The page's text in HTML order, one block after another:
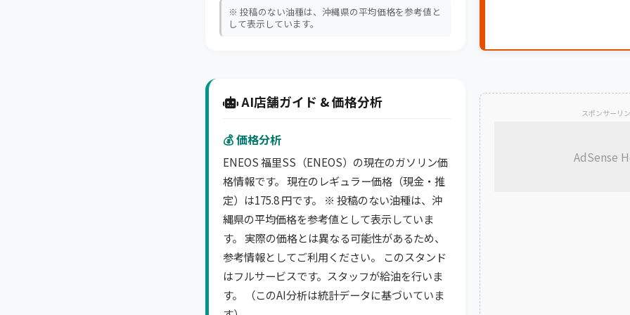
※ 投稿のない油種は、沖縄県の平均価格を参考値と
して表示しています。
AI店舗ガイド & 価格分析
💰 価格分析
ENEOS 福里SS（ENEOS）の現在のガソリン価
格情報です。 現在のレギュラー価格（現金・推
定）は175.8 円です。 ※ 投稿のない油種は、沖
縄県の平均価格を参考値として表示していま
す。 実際の価格とは異なる可能性があるため、
参考情報としてご利用ください。 このスタンド
はフルサービスです。スタッフが給油を行いま
す。 （このAI分析は統計データに基づいていま
スポンサーリ
AdSense